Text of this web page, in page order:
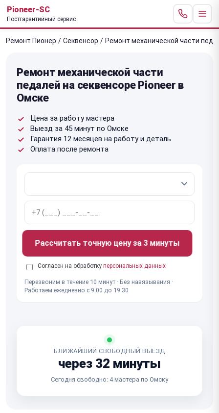
Pioneer-SC
Постгарантийный сервис
Ремонт Пионер / Секвенсор / Ремонт механической части
Ремонт механической части
педалей на секвенсоре Pioneer в
Омске
Цена за работу мастера
Выезд за 45 минут по Омске
Гарантия 12 месяцев на работу и деталь
Оплата после ремонта
Рассчитать точную цену за 3 минуты
Согласен на обработку персональных данных
Перезвоним в течение 10 минут · Без навязывания ·
Работаем ежедневно с 9:00 до 19:30
БЛИЖАЙШИЙ СВОБОДНЫЙ ВЫЕЗД
через 32 минуты
Сегодня свободно: 4 мастера по Омску